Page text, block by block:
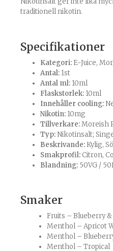
traditionell nikotin.
Specifikationer
Kategori:E-Juice,
Antal: 1st
Antal ml: 10ml
Flaskstorlek: 10ml
Innehåller cooling:
Nikotin: 10mg
Tillverkare:Moreish
Typ: Nikotinsalt;
Beskrivande:Kylig,
Smakprofil: Citron,
Blandning: 50VG /
Smaker
Fruits – Blueberry
Menthol – Apricot
Menthol –
Menthol – Tropical